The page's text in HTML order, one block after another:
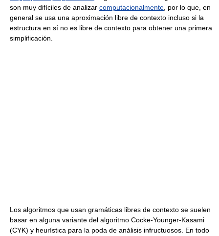
son muy difíciles de analizar computacionalmente , por lo que, en
general se usa una aproximación libre de contexto incluso si la
estructura en sí no es libre de contexto para obtener una primera
simplificación.
Los algoritmos que usan gramáticas libres de contexto se suelen
basar en alguna variante del algoritmo Cocke-Younger-Kasami
(CYK) y heurística para la poda de análisis infructuosos. En todo